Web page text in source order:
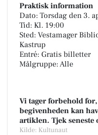
Praktisk information
Dato: Torsdag den 3.
Tid: Kl. 19:00
Sted: Vestamager
Kastrup
Entré: Gratis billetter
Målgruppe: Alle
Vi tager forbehold
begivenheden kan
artiklen. Tjek seneste
Kilde: Kultunaut